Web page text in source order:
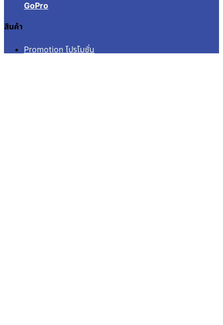
GoPro
สินค้า
Promotion โปรโมชั่น